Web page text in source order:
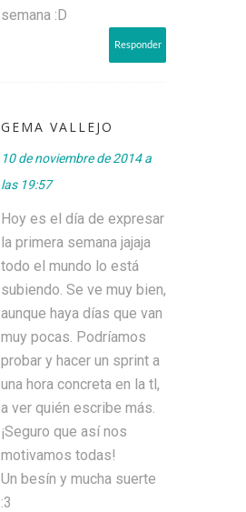
semana :D
Responder
GEMA VALLEJO
10 de noviembre de 2014 a
las 19:57
Hoy es el día de expresar
la primera semana jajaja
todo el mundo lo está
subiendo. Se ve muy bien,
aunque haya días que van
muy pocas. Podríamos
probar y hacer un sprint a
una hora concreta en la tl,
a ver quién escribe más.
¡Seguro que así nos
motivamos todas!
Un besín y mucha suerte
:3